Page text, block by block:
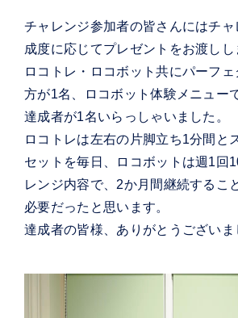
チャレンジ参加者の皆さんにはチ
成度に応じてプレゼントをお渡しし
ロコトレ・ロコボット共にパーフ
方が1名、ロコボット体験メニュー
達成者が1名いらっしゃいました。
ロコトレは左右の片脚立ち1分間と
セットを毎日、ロコボットは週1回
レンジ内容で、2か月間継続するこ
必要だったと思います。
達成者の皆様、ありがとうございま